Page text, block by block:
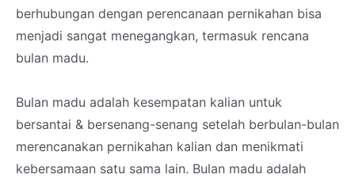
berhubungan dengan perencanaan pernikahan bisa
menjadi sangat menegangkan, termasuk rencana
bulan madu.
Bulan madu adalah kesempatan kalian untuk
bersantai & bersenang-senang setelah berbulan-bulan
merencanakan pernikahan kalian dan menikmati
kebersamaan satu sama lain. Bulan madu adalah